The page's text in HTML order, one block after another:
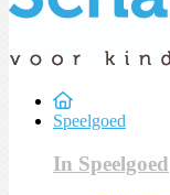
Speelgoed
In Speelgoed